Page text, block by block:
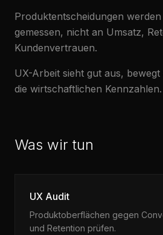
Produktentscheidungen
gemessen, nicht an Umsatz,
Kundenvertrauen.
UX-Arbeit sieht gut aus,
die wirtschaftlichen Kennzahlen.
Was wir tun
UX Audit
Produktoberflächen gegen
und Retention prüfen.